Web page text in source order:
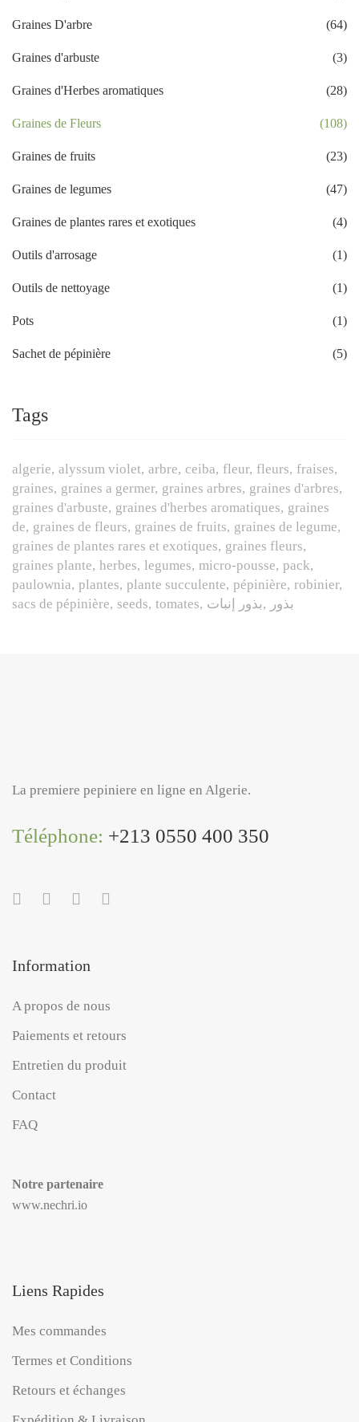
Graines D'arbre (64)
Graines d'arbuste (3)
Graines d'Herbes aromatiques (28)
Graines de Fleurs (108)
Graines de fruits (23)
Graines de legumes (47)
Graines de plantes rares et exotiques (4)
Outils d'arrosage (1)
Outils de nettoyage (1)
Pots (1)
Sachet de pépinière (5)
Tags
algerie alyssum violet arbre ceiba fleur fleurs fraises
graines graines a germer graines arbres graines d'arbres
graines d'arbuste graines d'herbes aromatiques graines
de graines de fleurs graines de fruits graines de legume
graines de plantes rares et exotiques graines fleurs
graines plante herbes legumes micro-pousse pack
paulownia plantes plante succulente pépinière robinier
sacs de pépinière seeds tomates بذور بذور إنبات
La premiere pepiniere en ligne en Algerie.
Téléphone: +213 0550 400 350
Information
A propos de nous
Paiements et retours
Entretien du produit
Contact
FAQ
Notre partenaire
www.nechri.io
Liens Rapides
Mes commandes
Termes et Conditions
Retours et échanges